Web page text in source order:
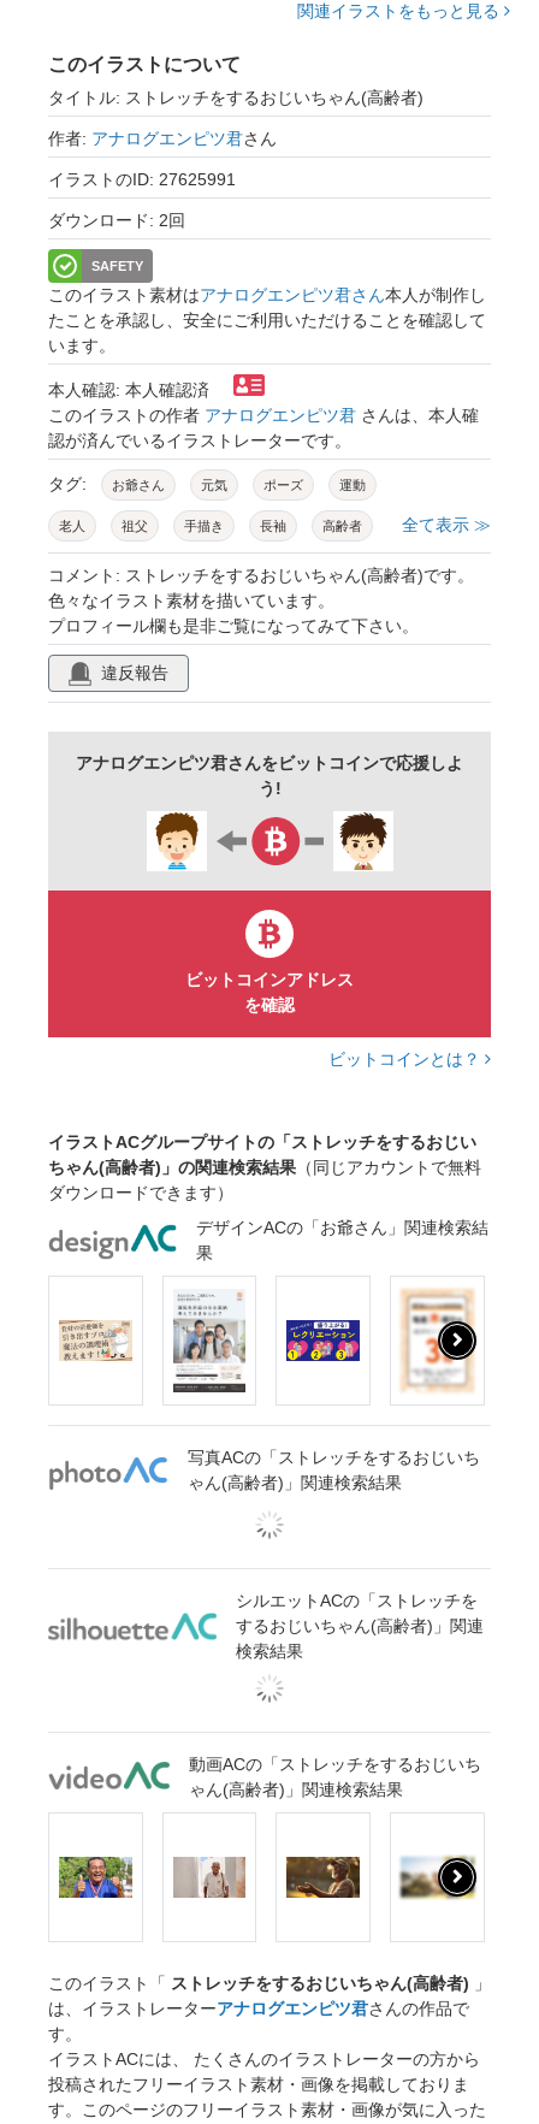
関連イラストをもっと見る
このイラストについて
タイトル: ストレッチをするおじいちゃん(高齢者)
作者: アナログエンピツ君さん
イラストのID: 27625991
ダウンロード: 2回
SAFETY
このイラスト素材はアナログエンピツ君さん本人が制作し
たことを承認し、安全にご利用いただけることを確認して
います。
本人確認: 本人確認済
このイラストの作者 アナログエンピツ君 さんは、本人確
認が済んでいるイラストレーターです。
タグ: お爺さん 元気 ポーズ 運動
老人 祖父 手描き 長袖 高齢者
年寄り シニア おじいさん 男
男の人 男性 年配者 おじいちゃん
お年寄り 髭 しわ 人物 かわいい
アイコン 人
爺さん ストレッチ 体操 茶
全て表示 ≫
コメント: ストレッチをするおじいちゃん(高齢者)です。
色々なイラスト素材を描いています。
プロフィール欄も是非ご覧になってみて下さい。
違反報告
アナログエンピツ君さんをビットコインで応援しよ
う!
ビットコインアドレス
を確認
ビットコインとは？
イラストACグループサイトの「ストレッチをするおじい
ちゃん(高齢者)」の関連検索結果 （同じアカウントで無料
ダウンロードできます）
デザインACの「お爺さん」関連検索結
果
写真ACの「ストレッチをするおじいち
ゃん(高齢者)」関連検索結果
シルエットACの「ストレッチを
するおじいちゃん(高齢者)」関連
検索結果
動画ACの「ストレッチをするおじいち
ゃん(高齢者)」関連検索結果
このイラスト「 ストレッチをするおじいちゃん(高齢者) 」
は、イラストレーターアナログエンピツ君さんの作品で
す。
イラストACには、 たくさんのイラストレーターの方から
投稿されたフリーイラスト素材・画像を掲載しておりま
す。このページのフリーイラスト素材・画像が気に入った